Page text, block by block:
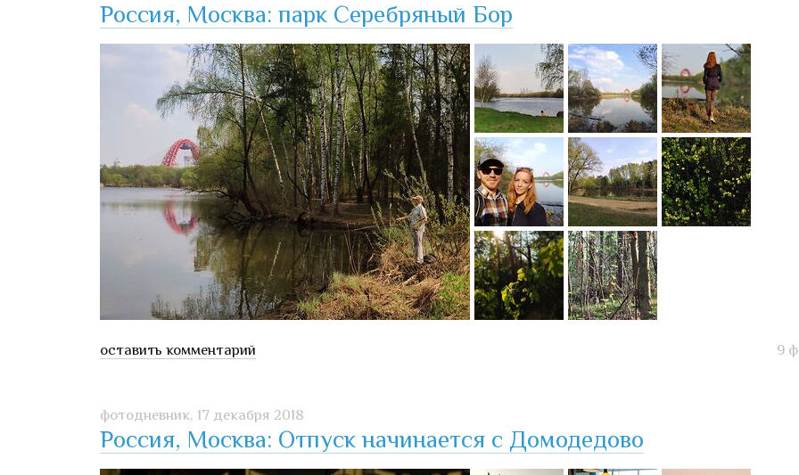
Россия, Москва: парк Серебряный Бор
оставить комментарий 9
фотодневник, 17 декабря 2018
Россия, Москва: Отпуск начинается с Домодедово